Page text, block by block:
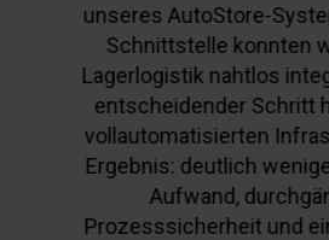
auf Amazon. Durch
Rechnungswesen
PAN-EU-Verkäufe
und gleichzeitig eine
korrekte
Transaktionen
Lösung skaliert mit
Wachstum und